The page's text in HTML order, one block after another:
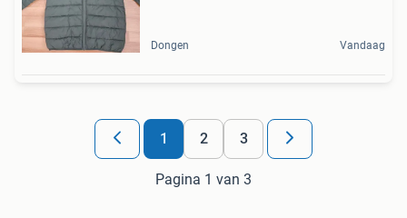
Dongen Vandaag
1 2 3
Pagina 1 van 3